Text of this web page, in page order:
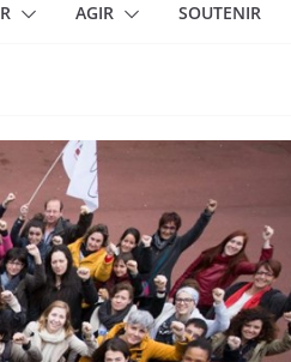
AGIR SOUTENIR